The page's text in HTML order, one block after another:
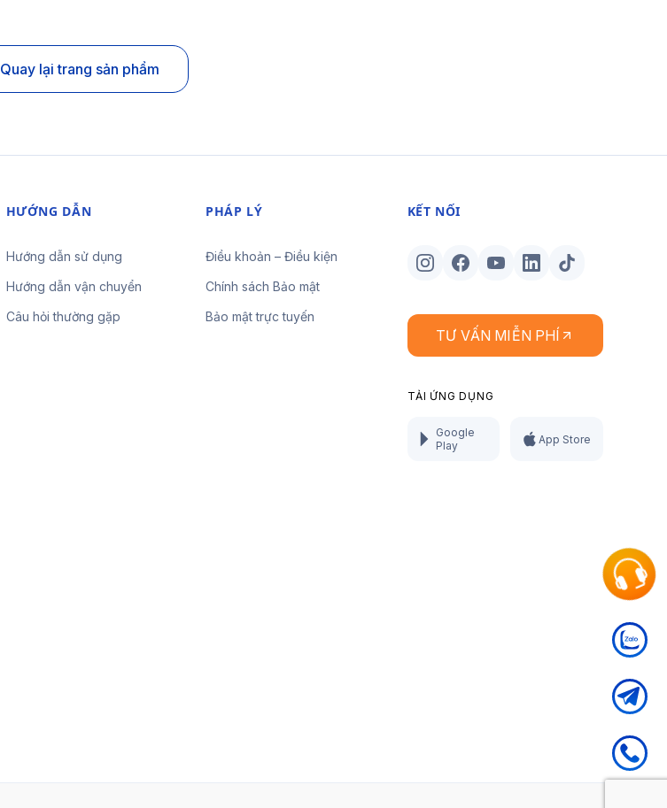
Quay lại trang sản phẩm
HƯỚNG DẪN
Hướng dẫn sử dụng
Hướng dẫn vận chuyển
Câu hỏi thường gặp
PHÁP LÝ
Điều khoản – Điều kiện
Chính sách Bảo mật
Bảo mật trực tuyến
KẾT NỐI
TƯ VẤN MIỄN PHÍ
TẢI ỨNG DỤNG
Google
Play
App Store